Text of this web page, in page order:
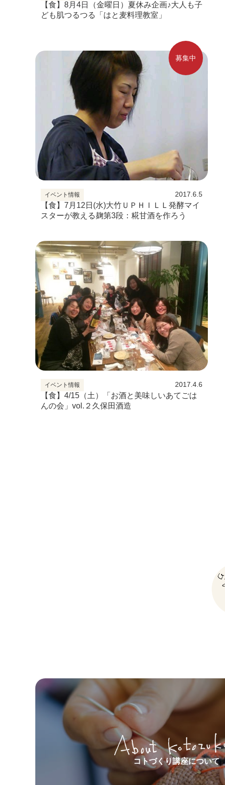
【食】8月4日（金曜日）夏休み企画♪大人も子
ども肌つるつる「はと麦料理教室」
募集中
イベント情報 2017.6.5
【食】7月12日(水)大竹ＵＰＨＩＬＬ発酵マイ
スターが教える麹第3段：糀甘酒を作ろう
イベント情報 2017.4.6
【食】4/15（土）「お酒と美味しいあてごは
んの会」vol.２久保田酒造
コトづくり講座について